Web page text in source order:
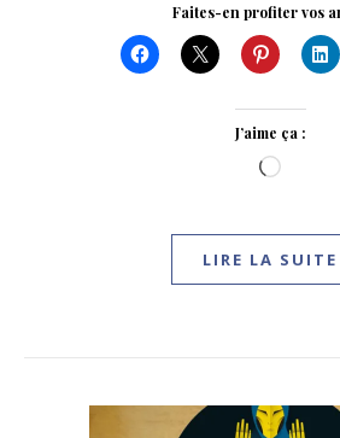
Faites-en profiter vos
J’aime ça :
LIRE LA SUITE